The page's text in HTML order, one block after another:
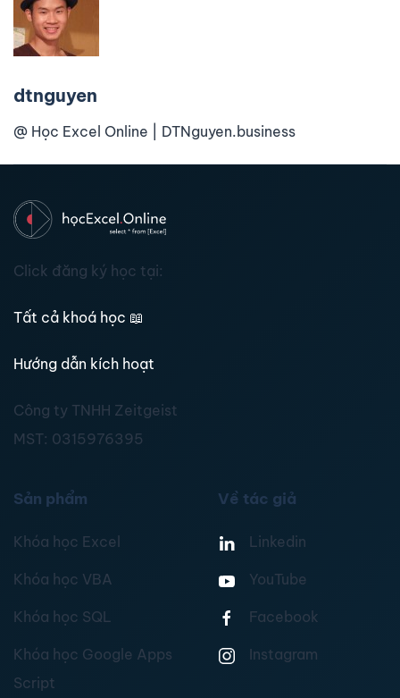
dtnguyen
@ Học Excel Online | DTNguyen.business
Click đăng ký học tại:
Tất cả khoá học 📖
Hướng dẫn kích hoạt
Công ty TNHH Zeitgeist
MST: 0315976395
Sản phẩm
Khóa học Excel
Khóa học VBA
Khóa học SQL
Khóa học Google Apps
Script
Về tác giả
Linkedin
YouTube
Facebook
Instagram